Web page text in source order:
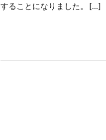
することになりました。 […]